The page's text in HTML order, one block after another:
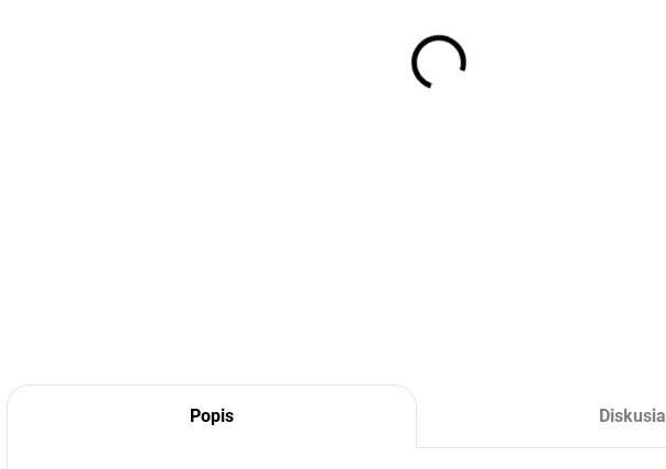
Popis Diskusia